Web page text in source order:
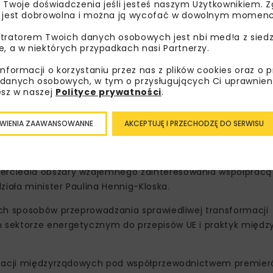
i Środowiska będzie nadal udzielać niezbędnego
energetycznej i awaryjnych dostaw energii, w związku
krytyczną Ukrainy. Strona polska wyraziła
w tym na rzecz zwiększenia samowystarczalności
obszary wzajemnego zainteresowania
minister Paulina Hennig-Kloska.
sposobów przeprowadzania sprawiedliwej transformacji
energetycznym do przepisów UE i praktyk
międzyrządowych pod współprzewodnictwem
doświadczenia jeśli jesteś naszym Użytkownikiem.
dobrowolna i można ją wycofać w dowolnym
Twoich danych osobowych jest nbi med!a z
a w niektórych przypadkach nasi Partnerzy.
o korzystaniu przez nas z plików cookies oraz o
osobowych, w tym o przysługujących Ci
w naszej Polityce prywatności.
AKCEPTUJĘ I PRZECHODZĘ DO SERWISU
ZAAWANSOWANNE